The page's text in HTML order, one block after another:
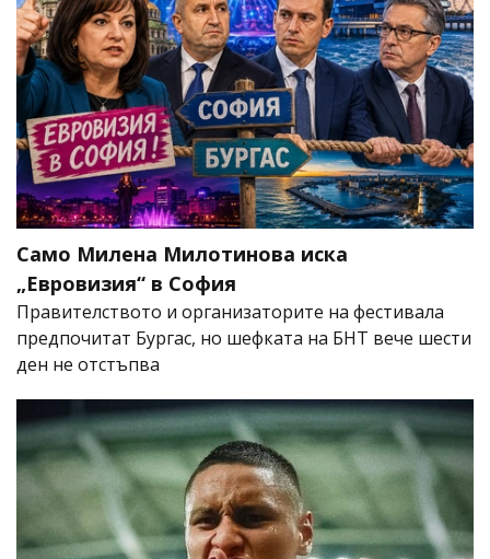
Само Милена Милотинова иска
„Евровизия“ в София
Правителството и организаторите на фестивала
предпочитат Бургас, но шефката на БНТ вече шести
ден не отстъпва